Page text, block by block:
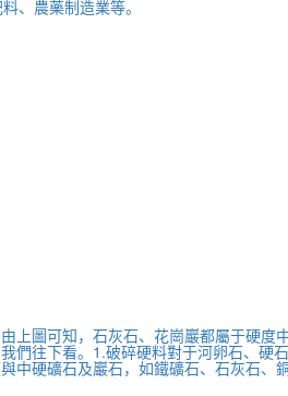
、農藥制造業等。
圖可知，石灰石、花崗巖都屬于硬
往下看。1.破碎硬料對于河卵石、硬
硬礦石及巖石，如鐵礦石、石灰石